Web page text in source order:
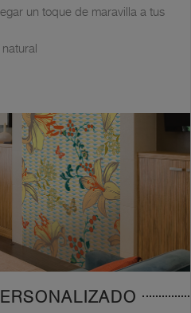
un toque de maravilla a tus